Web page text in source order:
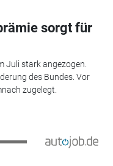
sorgt für
Juli stark angezogen.
des Bundes. Vor
zugelegt.